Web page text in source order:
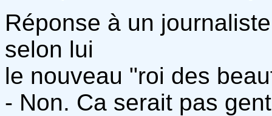
Réponse à un
selon lui
le nouveau "roi des
- Non. Ca serait pas